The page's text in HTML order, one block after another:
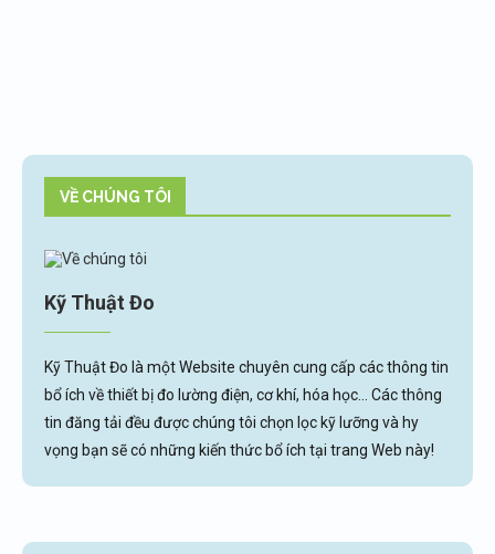
VỀ CHÚNG TÔI
Kỹ Thuật Đo
Kỹ Thuật Đo là một Website chuyên cung cấp các thông tin
bổ ích về thiết bị đo lường điện, cơ khí, hóa học... Các thông
tin đăng tải đều được chúng tôi chọn lọc kỹ lưỡng và hy
vọng bạn sẽ có những kiến thức bổ ích tại trang Web này!